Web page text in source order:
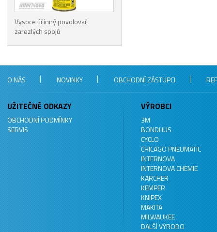
Vysoce účinný povolovač
zarezlých spojů
O NÁS NOVINKY OBCHODNÍ ZÁSTUPCI
UŽITEČNÉ ODKAZY
OBCHODNÍ PODMÍNKY
SERVIS
VÝROBCI
3M
BONDHUS
CYCLO
CHICAGO PNEUMATIC
INTERNOVA
INTERNOVA CHEMIE
KARCHER
KEMPER
KNIPEX
MAKITA
MILWAUKEE
DALŠÍ VÝROBCI